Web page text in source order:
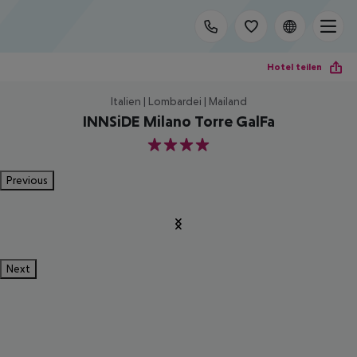
Hotel teilen
Italien | Lombardei | Mailand
INNSiDE Milano Torre GalFa
4
Previous
Next